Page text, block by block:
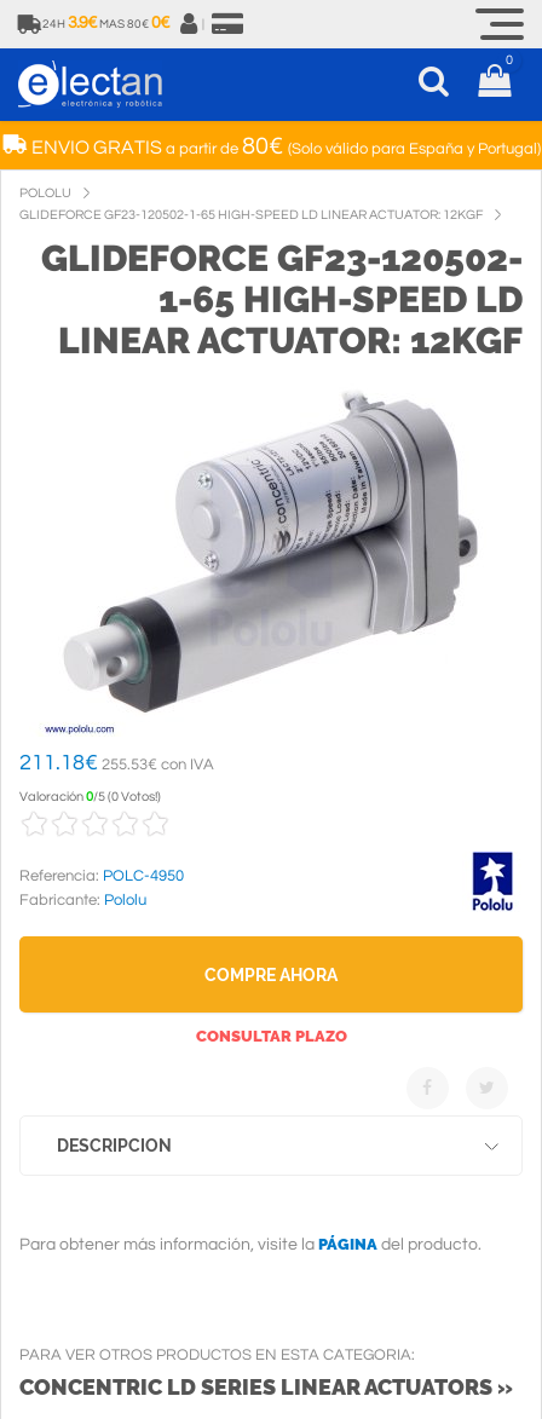
24H 3.9€ MAS 80€ 0€
0
ENVIO GRATISa partir de 80€ (Solo válido para España y Portugal)
POLOLU
GLIDEFORCE GF23-120502-1-65 HIGH-SPEED LD LINEAR ACTUATOR: 12KGF
GLIDEFORCE GF23-120502-
1-65 HIGH-SPEED LD
LINEAR ACTUATOR: 12KGF
211.18€ 255.53€ con IVA
Valoración0/5(0 Votos!)
Referencia: POLC-4950
Fabricante: Pololu
COMPRE AHORA
CONSULTAR PLAZO
DESCRIPCION
Para obtener más información, visite la PÁGINA del producto.
PARA VER OTROS PRODUCTOS EN ESTA CATEGORIA:
CONCENTRIC LD SERIES LINEAR ACTUATORS »